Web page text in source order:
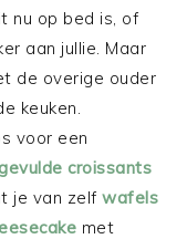
nu op bed is, of
aan jullie. Maar
de overige ouder
keuken.
voor een
croissants
je van zelfwafels
met